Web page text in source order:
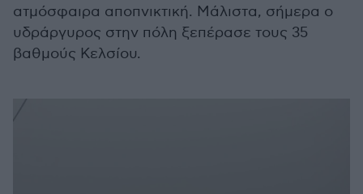
ατμόσφαιρα αποπνικτική. Μάλιστα, σήμερα ο
υδράργυρος στην πόλη ξεπέρασε τους 35
βαθμούς Κελσίου.